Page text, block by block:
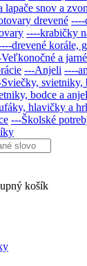
lapače snov a
drevené ----
----krabičky
drevené korále,
a
---Anjeli ----
svietniky,
bodce a
hlavičky a
---Školské
košík